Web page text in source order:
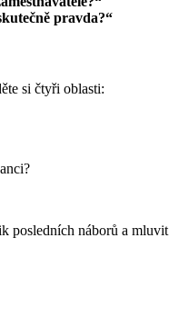
pravda?“
si čtyři oblasti:
posledních náborů a mluvit